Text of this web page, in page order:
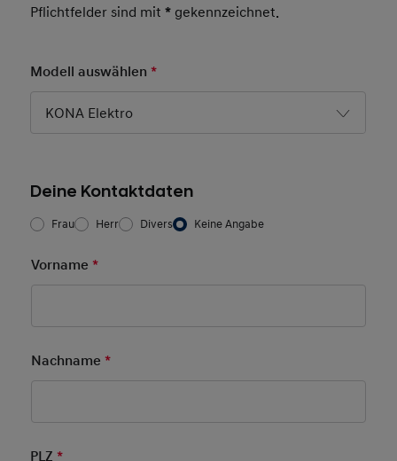
Pflichtfelder sind mit* gekennzeichnet.
Modell auswählen*
KONA Elektro
Deine Kontaktdaten
Frau/Herr *
Frau Herr Divers Keine Angabe
Vorname *Pflichtfeld
Nachname *Pflichtfeld
PLZ*